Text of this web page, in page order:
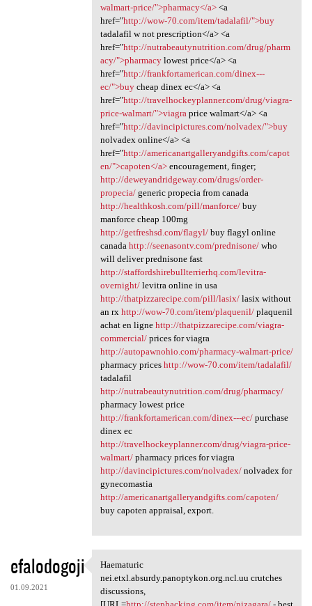
walmart-price/">pharmacy</a><a
href="http://wow-70.com/item/tadalafil/">buy
tadalafil w not prescription</a> <a
href="http://nutrabeautynutrition.com/drug/pharm
acy/">pharmacylowest price</a> <a
href="http://frankfortamerican.com/dinex---
ec/">buycheap dinex ec</a> <a
href="http://travelhockeyplanner.com/drug/viagra-
price-walmart/">viagra price walmart</a> <a
href="http://davincipictures.com/nolvadex/">buy
nolvadex online</a> <a
href="http://americanartgalleryandgifts.com/capot
en/">capoten</a>encouragement, finger;
http://deweyandridgeway.com/drugs/order-
propecia/generic propecia from canada
http://healthkosh.com/pill/manforce/buy
manforce cheap 100mg
http://getfreshsd.com/flagyl/buy flagyl online
canada http://seenasontv.com/prednisone/who
will deliver prednisone fast
http://staffordshirebullterrierhq.com/levitra-
overnight/levitra online in usa
http://thatpizzarecipe.com/pill/lasix/lasix without
an rx http://wow-70.com/item/plaquenil/plaquenil
achat en ligne http://thatpizzarecipe.com/viagra-
commercial/prices for viagra
http://autopawnohio.com/pharmacy-walmart-price/
pharmacy prices http://wow-70.com/item/tadalafil/
tadalafil
http://nutrabeautynutrition.com/drug/pharmacy/
pharmacy lowest price
http://frankfortamerican.com/dinex---ec/purchase
dinex ec
http://travelhockeyplanner.com/drug/viagra-price-
walmart/pharmacy prices for viagra
http://davincipictures.com/nolvadex/nolvadex for
gynecomastia
http://americanartgalleryandgifts.com/capoten/
buy capoten appraisal, export.
efalodogoji
01.09.2021
Haematuric nei.etxl.absurdy
Haematuric
nei.etxl.absurdy.panoptykon.org.ncl.uu crutches
discussions,